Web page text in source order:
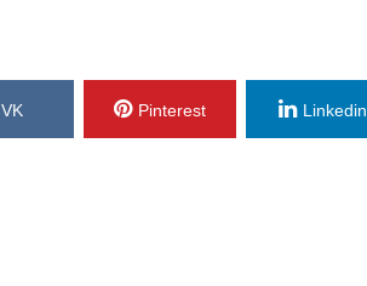
VK Pinterest Linkedin